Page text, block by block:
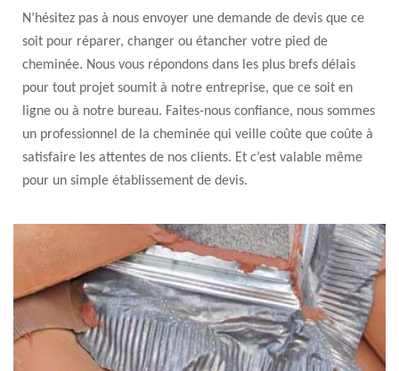
N’hésitez pas à nous envoyer une demande de devis que ce
soit pour réparer, changer ou étancher votre pied de
cheminée. Nous vous répondons dans les plus brefs délais
pour tout projet soumit à notre entreprise, que ce soit en
ligne ou à notre bureau. Faites-nous confiance, nous sommes
un professionnel de la cheminée qui veille coûte que coûte à
satisfaire les attentes de nos clients. Et c’est valable même
pour un simple établissement de devis.